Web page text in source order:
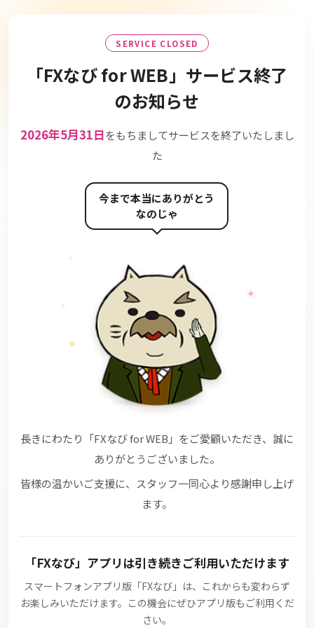
SERVICE CLOSED
「FXなび for WEB」 サービス終了
のお知らせ
2026年5月31日をもちましてサービスを終了いたしまし
た
今まで本当にありがとう
なのじゃ
✦
✦
✦
✧
長きにわたり 「FXなび for WEB」 をご愛顧いただき、誠に
ありがとうございました。
皆様の温かいご支援に、スタッフ一同心より感謝申し上げ
ます。
「FXなび」アプリ は引き続きご利用いただけます
スマートフォンアプリ版 「FXなび」 は、これからも変わらず
お楽しみいただけます。この機会にぜひアプリ版もご利用くだ
さい。